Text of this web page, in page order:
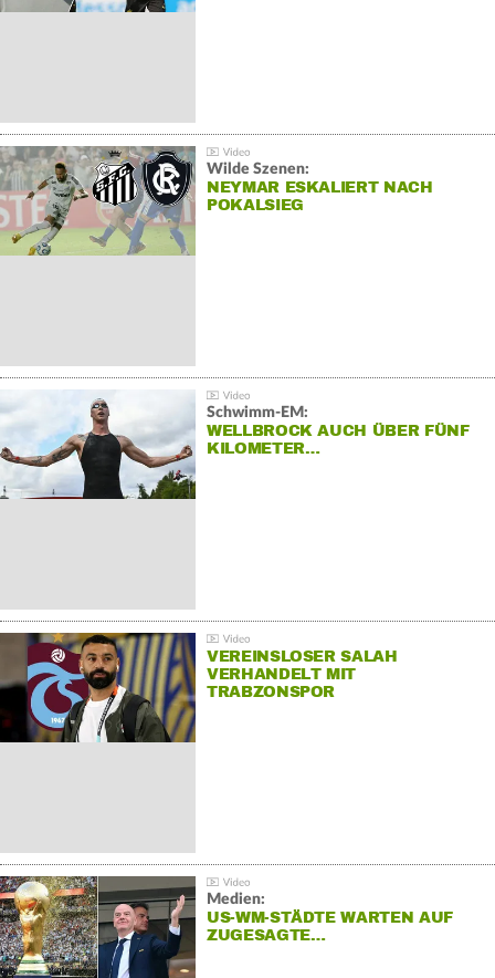
Wilde Szenen:
NEYMAR ESKALIERT NACH
POKALSIEG
Schwimm-EM:
WELLBROCK AUCH ÜBER FÜNF
KILOMETER…
VEREINSLOSER SALAH
VERHANDELT MIT
TRABZONSPOR
Medien:
US-WM-STÄDTE WARTEN AUF
ZUGESAGTE…